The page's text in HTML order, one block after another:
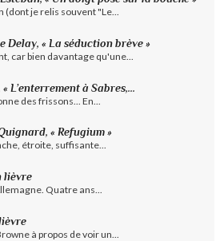
(dont je relis souvent "Le...
Delay, « La séduction brève »
car bien davantage qu'une...
L’enterrement à Sabres,...
des frissons... En...
« Refugium »
étroite, suffisante...
lièvre
Quatre ans...
à propos de voir un...